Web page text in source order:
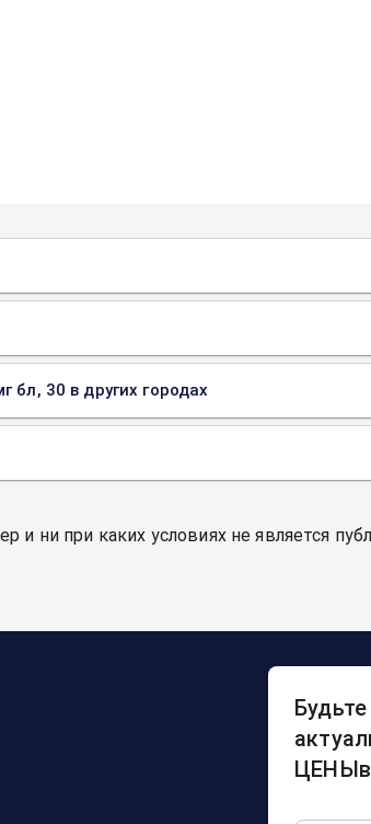
бл, 30 в других городах
ни при каких условиях не является